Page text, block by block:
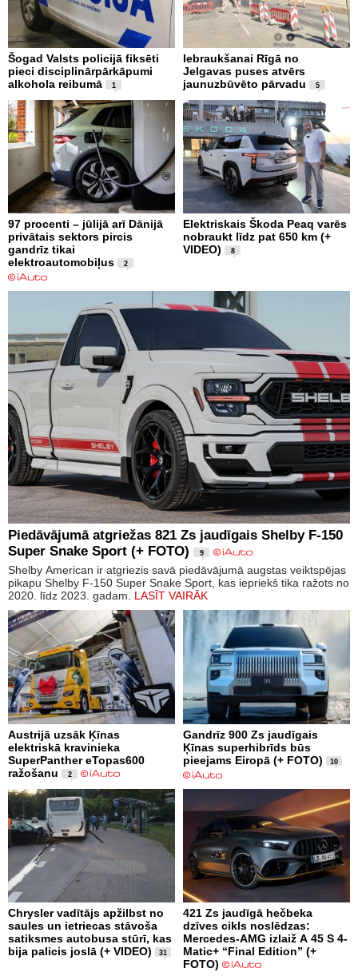
Šogad Valsts policijā fiksēti
pieci disciplinārpārkāpumi
alkohola reibumā
1
Iebraukšanai Rīgā no
Jelgavas puses atvērs
jaunuzbūvēto pārvadu
5
97 procenti – jūlijā arī Dānijā
privātais sektors pircis
gandrīz tikai
elektroautomobiļus
2
Elektriskais Škoda Peaq varēs
nobraukt līdz pat 650 km (+
VIDEO)
8
Piedāvājumā atgriežas 821 Zs jaudīgais Shelby F-150
Super Snake Sport (+ FOTO)
9
Shelby American ir atgriezis savā piedāvājumā augstas veiktspējas
pikapu Shelby F-150 Super Snake Sport, kas iepriekš tika ražots no
2020. līdz 2023. gadam. LASĪT VAIRĀK
Austrijā uzsāk Ķīnas
elektriskā kravinieka
SuperPanther eTopas600
ražošanu
2
Gandrīz 900 Zs jaudīgais
Ķīnas superhibrīds būs
pieejams Eiropā (+ FOTO)
10
Chrysler vadītājs apžilbst no
saules un ietriecas stāvoša
satiksmes autobusa stūrī, kas
bija palicis joslā (+ VIDEO)
31
421 Zs jaudīgā hečbeka
dzīves cikls noslēdzas:
Mercedes-AMG izlaiž A 45 S 4-
Matic+ “Final Edition” (+
FOTO)